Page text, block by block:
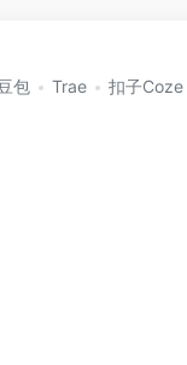
包 Trae
扣子Coze